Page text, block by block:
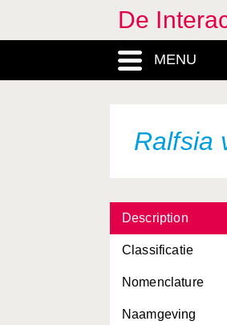
De
MENU
Ralfsia
Description
Classificatie
Nomenclature
Naamgeving
Pleuronectes
Pollachius
Polysiphonia
Polysiphonia nigra
Polysiphonia
Pomatoceros